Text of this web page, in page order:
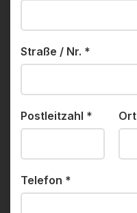
Straße / Nr. *
Postleitzahl * Ort
Telefon *